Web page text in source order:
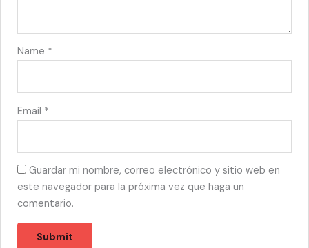
Name *
Email *
Guardar mi nombre, correo electrónico y sitio web en
este navegador para la próxima vez que haga un
comentario.